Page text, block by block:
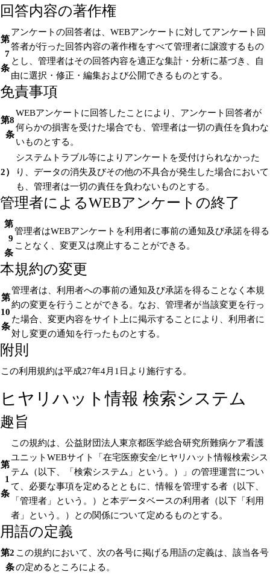
回答内容の著作権
第
7
条
アンケートの回答者は、WEBアンケートに対してアンケート回
答者が行った回答内容の著作権をすべて管理者に譲渡するもの
とし、管理者はその回答内容を適正な集計・分析に基づき、自
由に選択・修正・編集および公開できるものとする。
免責事項
第8
条
WEBアンケートに回答したことにより、アンケート回答者が
何らかの損害を受けた場合でも、管理者は一切の責任を負わな
いものとする。
2）
システムトラブル等によりアンケートを受付けられなかった
り、データの消失及びその他の不具合が発生した場合において
も、管理者は一切の責任を負わないものとする。
管理者によるWEBアンケートの終了
第
9
条
管理者はWEBアンケートを利用者に事前の通知及び承諾を得る
ことなく、変更又は廃止することができる。
本規約の変更
第
10
条
管理者は、利用者への事前の通知及び承諾を得ることなく本規
約の変更を行うことができる。なお、管理者が当該変更を行っ
た場合、変更内容をサイト上に掲示することにより、利用者に
対し変更の通知を行ったものとする。
附則
この利用規約は平成27年4月1日より施行する。
ヒヤリハット情報 検索システム
趣旨
第
1
条
この規約は、公益財団法人東京都医学総合研究所難病ケア看護
ユニットWEBサイト「在宅医療安全/ヒヤリハット情報検索シス
テム（以下、「検索システム」という。）」の管理運営につい
て、必要な事項を定めるとともに、情報を管理する者（以下、
「管理者」という。）と本データベースの利用者（以下「利用
者」という。）との関係について定めるものとする。
用語の定義
第2
条
この規約において、次の各号に掲げる用語の定義は、該当各号
の定めるところによる。